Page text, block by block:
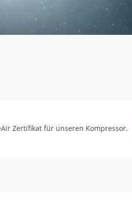
Zertifikat für unseren Kompressor.